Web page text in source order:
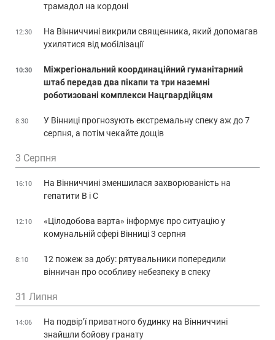
трамадол на кордоні
12:30
На Вінниччині викрили священника, який допомагав
ухилятися від мобілізації
10:30
Міжрегіональний координаційний гуманітарний
штаб передав два пікапи та три наземні
роботизовані комплекси Нацгвардійцям
8:30
У Вінниці прогнозують екстремальну спеку аж до 7
серпня, а потім чекайте дощів
3 Серпня
16:10
На Вінниччині зменшилася захворюваність на
гепатити В і С
12:10
«Цілодобова варта» інформує про ситуацію у
комунальній сфері Вінниці 3 серпня
8:10
12 пожеж за добу: рятувальники попередили
вінничан про особливу небезпеку в спеку
31 Липня
14:06
На подвір’ї приватного будинку на Вінниччині
знайшли бойову гранату